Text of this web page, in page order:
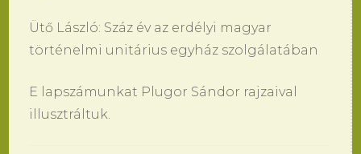
Ütő László: Száz év az erdélyi magyar
történelmi unitárius egyház szolgálatában
E lapszámunkat Plugor Sándor rajzaival
illusztráltuk.